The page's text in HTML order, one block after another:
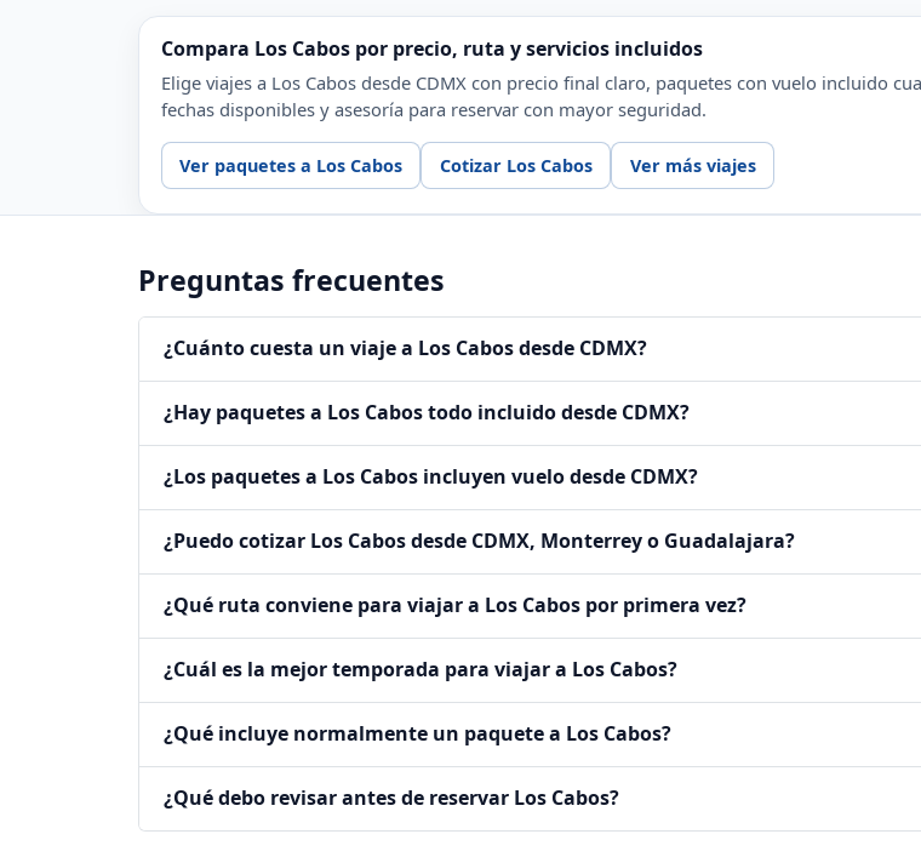
Compara Los Cabos por precio, ruta y servicios incluidos
Elige viajes a Los Cabos desde CDMX con precio final claro, paquetes con vuelo incluido
fechas disponibles y asesoría para reservar con mayor seguridad.
Ver paquetes a Los Cabos Cotizar Los Cabos Ver más viajes
Preguntas frecuentes
¿Cuánto cuesta un viaje a Los Cabos desde CDMX?
¿Hay paquetes a Los Cabos todo incluido desde CDMX?
¿Los paquetes a Los Cabos incluyen vuelo desde CDMX?
¿Puedo cotizar Los Cabos desde CDMX, Monterrey o Guadalajara?
¿Qué ruta conviene para viajar a Los Cabos por primera vez?
¿Cuál es la mejor temporada para viajar a Los Cabos?
¿Qué incluye normalmente un paquete a Los Cabos?
¿Qué debo revisar antes de reservar Los Cabos?